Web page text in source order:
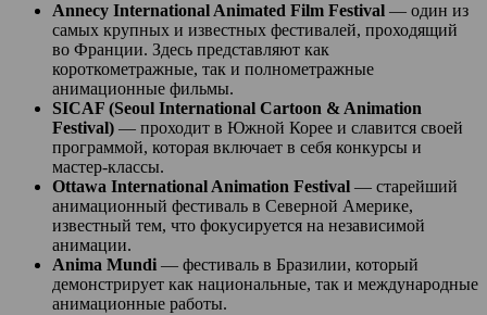
Annecy International Animated Film Festival — один из
самых крупных и известных фестивалей, проходящий
во Франции. Здесь представляют как
короткометражные, так и полнометражные
анимационные фильмы.
SICAF (Seoul International Cartoon & Animation
Festival) — проходит в Южной Корее и славится своей
программой, которая включает в себя конкурсы и
мастер-классы.
Ottawa International Animation Festival — старейший
анимационный фестиваль в Северной Америке,
известный тем, что фокусируется на независимой
анимации.
Anima Mundi — фестиваль в Бразилии, который
демонстрирует как национальные, так и международные
анимационные работы.